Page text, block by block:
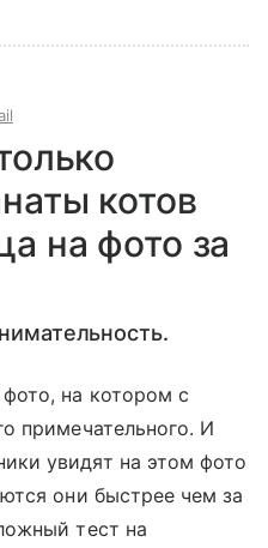
котов
на фото за
на котором с
примечательного. И
увидят на этом фото
они быстрее чем за
тест на